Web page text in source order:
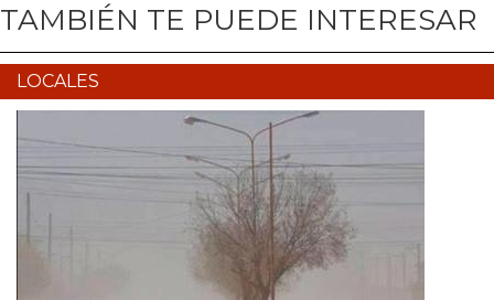
TAMBIÉN TE PUEDE INTERESAR
LOCALES